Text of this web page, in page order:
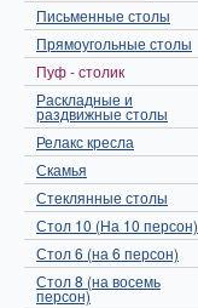
Письменные столы
Прямоугольные столы
Пуф - столик
Раскладные и
раздвижные столы
Релакс кресла
Скамья
Стеклянные столы
Стол 10 (На 10 персон)
Стол 6 (на 6 персон)
Стол 8 (на восемь
персон)